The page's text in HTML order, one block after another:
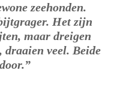
zeehonden.
Het zijn
maar dreigen
draaien veel. Beide